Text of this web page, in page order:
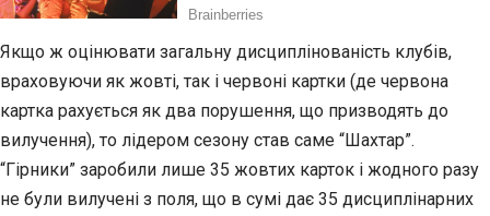
Якщо ж оцінювати загальну дисциплінованість клубів,
враховуючи як жовті, так і червоні картки (де червона
картка рахується як два порушення, що призводять до
вилучення), то лідером сезону став саме “Шахтар”.
“Гірники” заробили лише 35 жовтих карток і жодного разу
не були вилучені з поля, що в сумі дає 35 дисциплінарних